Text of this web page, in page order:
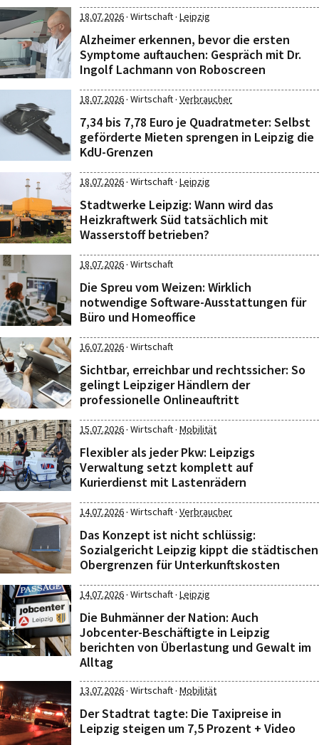
18.07.2026· Wirtschaft· Leipzig
Alzheimer erkennen, bevor die ersten
Symptome auftauchen: Gespräch mit Dr.
Ingolf Lachmann von Roboscreen
18.07.2026· Wirtschaft· Verbraucher
7,34 bis 7,78 Euro je Quadratmeter: Selbst
geförderte Mieten sprengen in Leipzig die
KdU-Grenzen
18.07.2026· Wirtschaft· Leipzig
Stadtwerke Leipzig: Wann wird das
Heizkraftwerk Süd tatsächlich mit
Wasserstoff betrieben?
18.07.2026· Wirtschaft
Die Spreu vom Weizen: Wirklich
notwendige Software-Ausstattungen für
Büro und Homeoffice
16.07.2026· Wirtschaft
Sichtbar, erreichbar und rechtssicher: So
gelingt Leipziger Händlern der
professionelle Onlineauftritt
15.07.2026· Wirtschaft· Mobilität
Flexibler als jeder Pkw: Leipzigs
Verwaltung setzt komplett auf
Kurierdienst mit Lastenrädern
14.07.2026· Wirtschaft· Verbraucher
Das Konzept ist nicht schlüssig:
Sozialgericht Leipzig kippt die städtischen
Obergrenzen für Unterkunftskosten
14.07.2026· Wirtschaft· Leipzig
Die Buhmänner der Nation: Auch
Jobcenter-Beschäftigte in Leipzig
berichten von Überlastung und Gewalt im
Alltag
13.07.2026· Wirtschaft· Mobilität
Der Stadtrat tagte: Die Taxipreise in
Leipzig steigen um 7,5 Prozent + Video